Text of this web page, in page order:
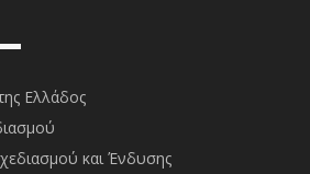
Ελλάδος
και Ένδυσης